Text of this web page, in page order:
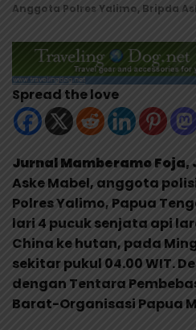
Anggota Polres Yalimo, Bripda
Spread the love
Jurnal Mamberamo Foja,
Aske Mabel, anggota
Polres Yalimo, Papua
lari 4 pucuk senjata api
China ke hutan, pada
sekitar pukul 04.00 WIT.
dengan Tentara
Barat-Organisasi Papua